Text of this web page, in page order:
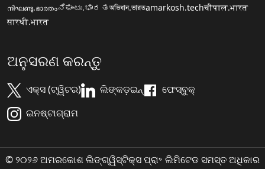
നിഘണ്ടു.ഭാരതംನಿಘಂಟು.ಭಾರತঅভিধান.ভারতamarkosh.techचौपाल.भारत
सारथी.भारत
ଅନୁସରଣ କରନ୍ତୁ
ଏକ୍ସ (ଟ୍ୱିଟର) ଲିଙ୍କଡ଼ଇନ୍
ଫେସ୍ବୁକ୍
ଇନଷ୍ଟାଗ୍ରାମ
© ୨୦୨୬ ଅମରକୋଶ ଲିଙ୍ଗ୍ୱିସ୍ଟିକ୍ସ ପ୍ରା॰ ଲିମିଟେଡ ସମସ୍ତ ଅଧିକାର